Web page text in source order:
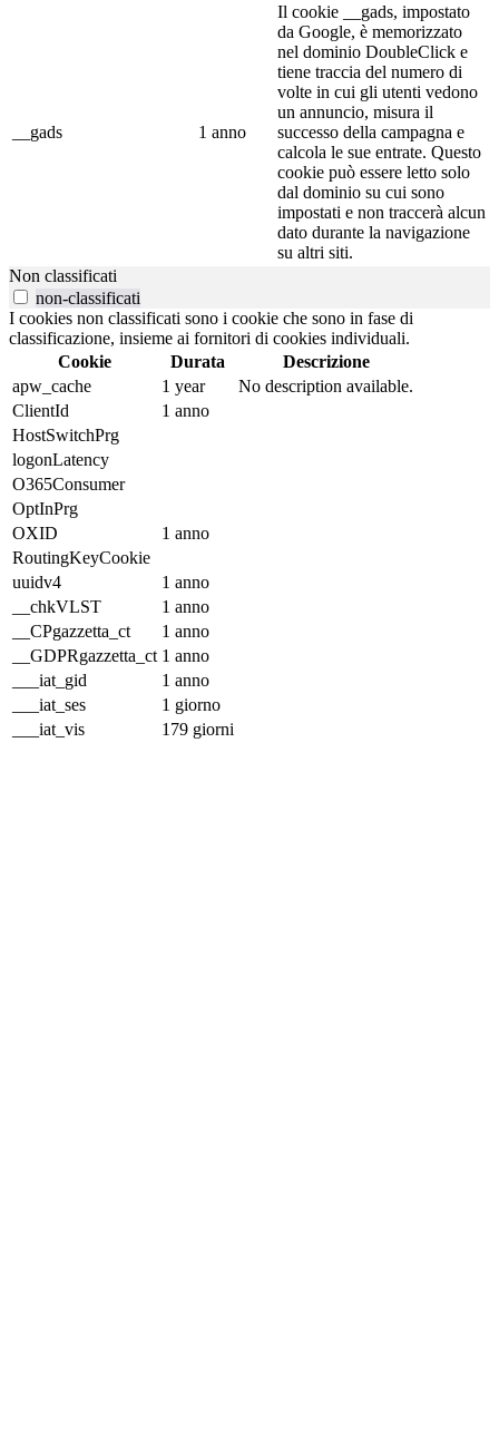
__gads 1 anno
Il cookie __gads, impostato
da Google, è memorizzato
nel dominio DoubleClick e
tiene traccia del numero di
volte in cui gli utenti vedono
un annuncio, misura il
successo della campagna e
calcola le sue entrate. Questo
cookie può essere letto solo
dal dominio su cui sono
impostati e non traccerà alcun
dato durante la navigazione
su altri siti.
Non classificati
non-classificati
I cookies non classificati sono i cookie che sono in fase di
classificazione, insieme ai fornitori di cookies individuali.
Cookie
Durata
Descrizione
apw_cache
1 year
No description available.
ClientId
1 anno
HostSwitchPrg
logonLatency
O365Consumer
OptInPrg
OXID
1 anno
RoutingKeyCookie
uuidv4
1 anno
__chkVLST
1 anno
__CPgazzetta_ct
1 anno
__GDPRgazzetta_ct 1 anno
___iat_gid
1 anno
___iat_ses
1 giorno
___iat_vis
179 giorni